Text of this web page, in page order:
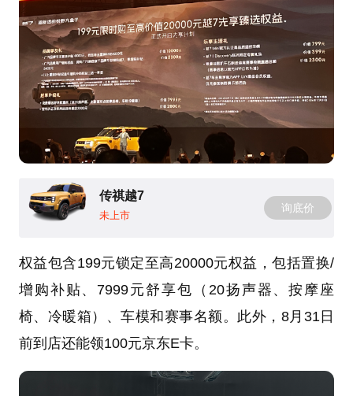
传祺越7
未上市
询底价
权益包含199元锁定至高20000元权益，包括置换/
增购补贴、7999元舒享包（20扬声器、按摩座
椅、冷暖箱）、车模和赛事名额。此外，8月31日
前到店还能领100元京东E卡。